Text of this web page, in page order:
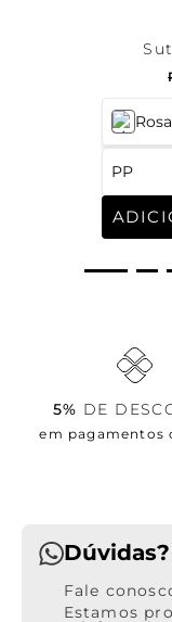
Rosa
PP
5% DE
em pagamentos
Dúvidas?
Estamos